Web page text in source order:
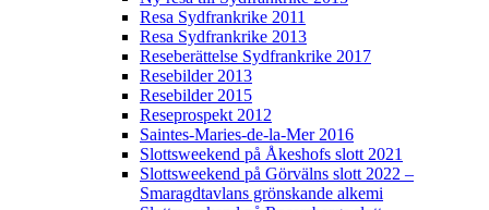
Resa Sydfrankrike 2011
Resa Sydfrankrike 2013
Reseberättelse Sydfrankrike 2017
Resebilder 2013
Resebilder 2015
Reseprospekt 2012
Saintes-Maries-de-la-Mer 2016
Slottsweekend på Åkeshofs slott 2021
Slottsweekend på Görvälns slott 2022 –
Smaragdtavlans grönskande alkemi